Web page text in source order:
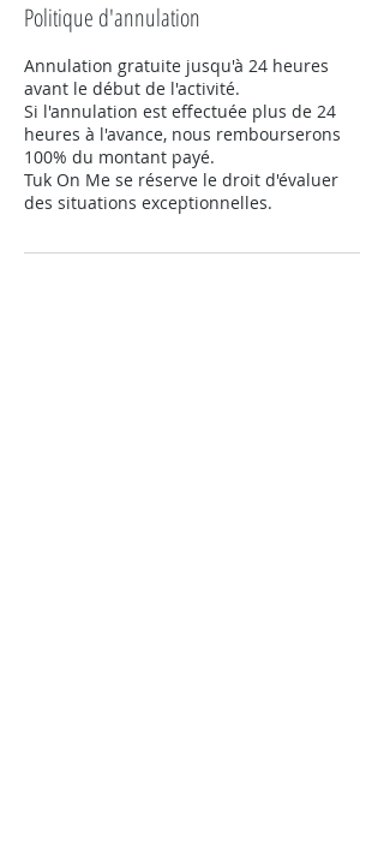
Politique d'annulation
Annulation gratuite jusqu'à 24 heures
avant le début de l'activité.
Si l'annulation est effectuée plus de 24
heures à l'avance, nous rembourserons
100% du montant payé.
Tuk On Me se réserve le droit d'évaluer
des situations exceptionnelles.